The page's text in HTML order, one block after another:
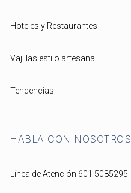
Hoteles y Restaurantes
Vajillas estilo artesanal
Tendencias
HABLA CON NOSOTROS
Línea de Atención 601 5085295